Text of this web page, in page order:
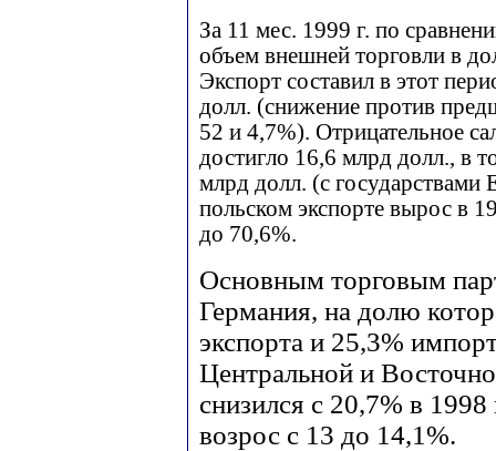
За 11 мес. 1999 г. по
объем внешней торговли в
Экспорт составил в этот
долл. (снижение против
52 и 4,7%). Отрицательное
достигло 16,6 млрд долл., в
млрд долл. (с
польском экспорте вырос в
до 70,6%.
Основным торговым
Германия, на долю
экспорта и 25,3%
Центральной и
снизился с 20,7% в
возрос с 13 до 14,1%.